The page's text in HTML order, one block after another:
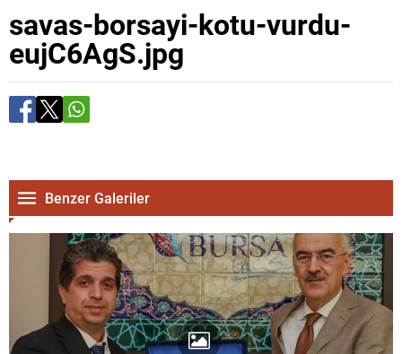
savas-borsayi-kotu-vurdu-
eujC6AgS.jpg
Benzer Galeriler